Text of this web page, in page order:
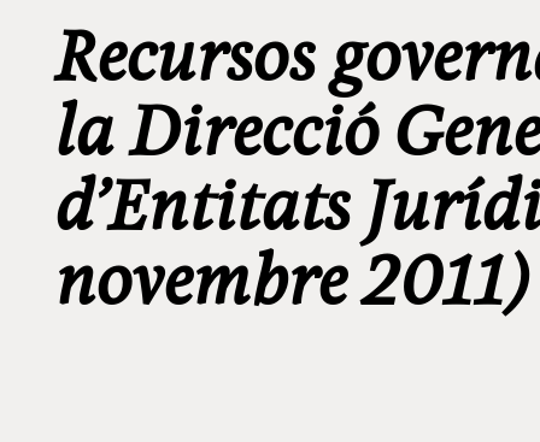
Recursos
la Direcció
d’Entitats
novembre 2011)